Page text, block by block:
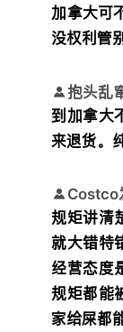
加拿大可
没权利管
抱头乱
到加拿大
来退货。
Costco
规矩讲清
就大错特
经营态度
规矩都能
家给屎都